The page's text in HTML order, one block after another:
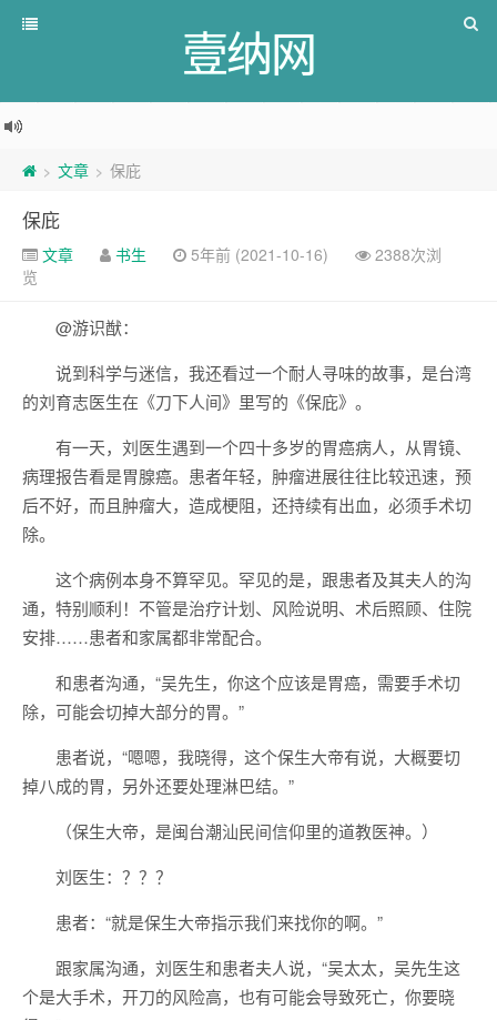
壹纳网
> 文章 > 保庇
保庇
文章 书生 5年前 (2021-10-16)
2388次浏
览
@游识猷：
说到科学与迷信，我还看过一个耐人寻味的故事，是台湾
的刘育志医生在《刀下人间》里写的《保庇》。
有一天，刘医生遇到一个四十多岁的胃癌病人，从胃镜、
病理报告看是胃腺癌。患者年轻，肿瘤进展往往比较迅速，预
后不好，而且肿瘤大，造成梗阻，还持续有出血，必须手术切
除。
这个病例本身不算罕见。罕见的是，跟患者及其夫人的沟
通，特别顺利！不管是治疗计划、风险说明、术后照顾、住院
安排……患者和家属都非常配合。
和患者沟通，“吴先生，你这个应该是胃癌，需要手术切
除，可能会切掉大部分的胃。”
患者说，“嗯嗯，我晓得，这个保生大帝有说，大概要切
掉八成的胃，另外还要处理淋巴结。”
（保生大帝，是闽台潮汕民间信仰里的道教医神。）
刘医生：？？？
患者：“就是保生大帝指示我们来找你的啊。”
跟家属沟通，刘医生和患者夫人说，“吴太太，吴先生这
个是大手术，开刀的风险高，也有可能会导致死亡，你要晓